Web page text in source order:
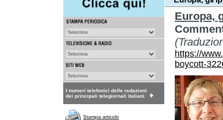
I numeri telefonici delle redazioni
dei principali telegiornali italiani.
Stampa articolo
Europa,
https://
boycott-